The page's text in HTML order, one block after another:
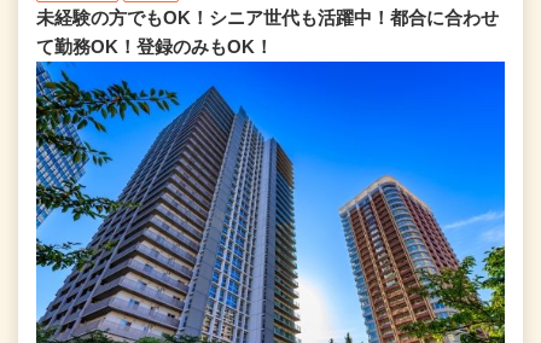
未経験の方でもOK！シニア世代も活躍中！都合に合わせ
て勤務OK！登録のみもOK！